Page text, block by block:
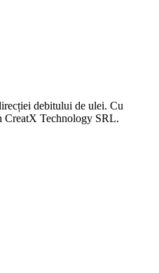
debitului de ulei. Cu
CreatX Technology SRL.